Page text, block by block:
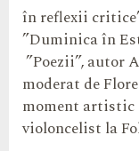
în reflexii
”Duminica în
”Poezii”, autor
moderat de
moment artistic
violoncelist la